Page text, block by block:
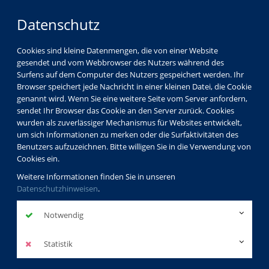
Datenschutz
Cookies sind kleine Datenmengen, die von einer Website
gesendet und vom Webbrowser des Nutzers während des
Surfens auf dem Computer des Nutzers gespeichert werden. Ihr
Browser speichert jede Nachricht in einer kleinen Datei, die Cookie
genannt wird. Wenn Sie eine weitere Seite vom Server anfordern,
sendet Ihr Browser das Cookie an den Server zurück. Cookies
wurden als zuverlässiger Mechanismus für Websites entwickelt,
um sich Informationen zu merken oder die Surfaktivitäten des
Benutzers aufzuzeichnen. Bitte willigen Sie in die Verwendung von
Cookies ein.
Weitere Informationen finden Sie in unseren
Datenschutzhinweisen.
Notwendig
Statistik